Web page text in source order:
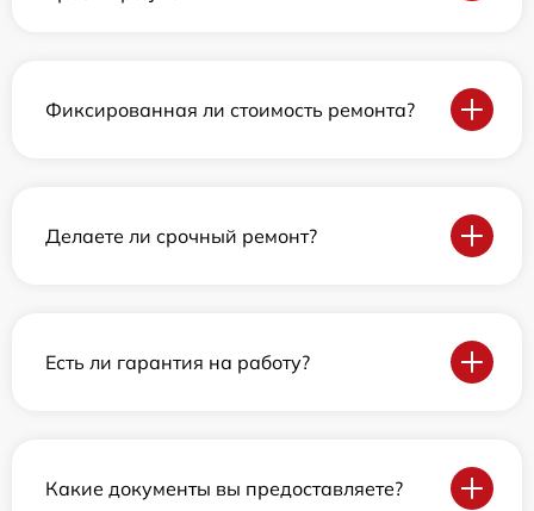
Фиксированная ли стоимость ремонта?
Делаете ли срочный ремонт?
Есть ли гарантия на работу?
Какие документы вы предоставляете?